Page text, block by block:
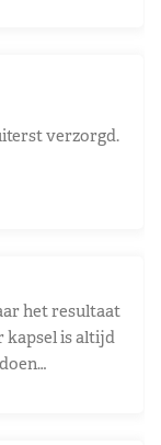
verzorgd.
het resultaat
kapsel is altijd